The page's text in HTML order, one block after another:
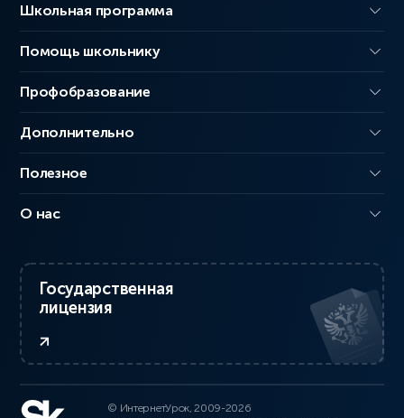
Школьная программа
Помощь школьнику
Профобразование
Дополнительно
Полезное
О нас
Государственная
лицензия
© ИнтернетУрок, 2009-2026